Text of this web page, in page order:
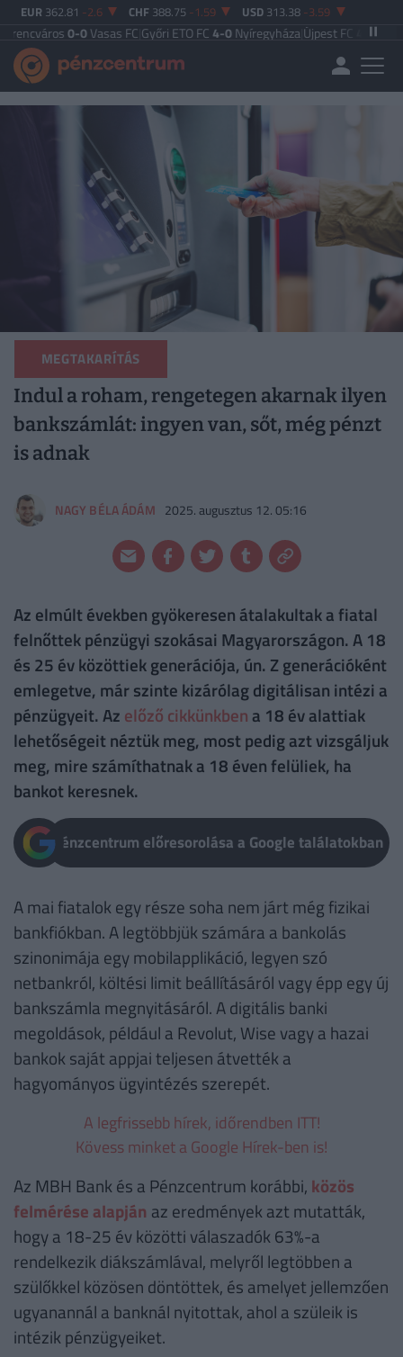
EUR 362.81 -2.6 CHF 388.75 -1.59 USD 313.38 -3.59
0-0Vasas FC|Győri ETO FC4-0Nyíregyháza|Újpest FC4-2Debreceni
MEGTAKARÍTÁS
Indul a roham, rengetegen akarnak ilyen
bankszámlát: ingyen van, sőt, még pénzt
is adnak
NAGY BÉLA ÁDÁM 2025. augusztus 12. 05:16
Az elmúlt években gyökeresen átalakultak a fiatal
felnőttek pénzügyi szokásai Magyarországon. A 18
és 25 év közöttiek generációja, ún. Z generációként
emlegetve, már szinte kizárólag digitálisan intézi a
pénzügyeit. Az előző cikkünkben a 18 év alattiak
lehetőségeit néztük meg, most pedig azt vizsgáljuk
meg, mire számíthatnak a 18 éven felüliek, ha
bankot keresnek.
Pénzcentrum előresorolása a Google találatokban
A mai fiatalok egy része soha nem járt még fizikai
bankfiókban. A legtöbbjük számára a bankolás
szinonimája egy mobilapplikáció, legyen szó
netbankról, költési limit beállításáról vagy épp egy új
bankszámla megnyitásáról. A digitális banki
megoldások, például a Revolut, Wise vagy a hazai
bankok saját appjai teljesen átvették a
hagyományos ügyintézés szerepét.
A legfrissebb hírek, időrendben ITT!
Kövess minket a Google Hírek-ben is!
Az MBH Bank és a Pénzcentrum korábbi, közös
felmérése alapján az eredmények azt mutatták,
hogy a 18-25 év közötti válaszadók 63%-a
rendelkezik diákszámlával, melyről legtöbben a
szülőkkel közösen döntöttek, és amelyet jellemzően
ugyanannál a banknál nyitottak, ahol a szüleik is
intézik pénzügyeiket.